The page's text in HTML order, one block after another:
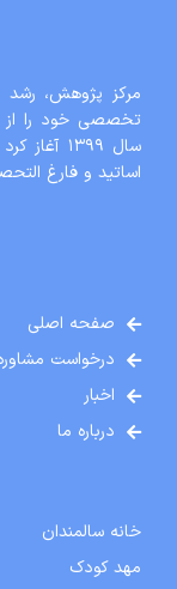
مرکز پژوهش، رشد
تخصصی خود را از
سال
اساتید و فارغ
صفحه اصلی
درخواست
اخبار
درباره ما
خانه سالمندان
مهد کودک